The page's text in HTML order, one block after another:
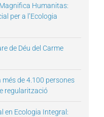
Humanitas:
per a l’Ecologia
de Déu del Carme
de 4.100 persones
regularització
en Ecologia Integral: